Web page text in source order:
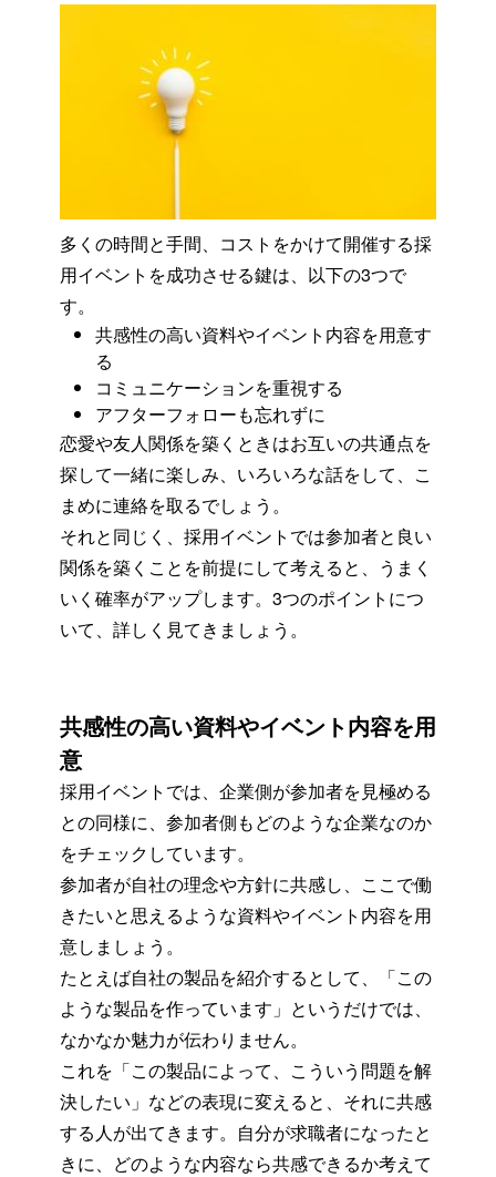
多くの時間と手間、コストをかけて開催する採
用イベントを成功させる鍵は、以下の3つで
す。
共感性の高い資料やイベント内容を用意す
る
コミュニケーションを重視する
アフターフォローも忘れずに
恋愛や友人関係を築くときはお互いの共通点を
探して一緒に楽しみ、いろいろな話をして、こ
まめに連絡を取るでしょう。
それと同じく、採用イベントでは参加者と良い
関係を築くことを前提にして考えると、うまく
いく確率がアップします。3つのポイントにつ
いて、詳しく見てきましょう。
共感性の高い資料やイベント内容を用
意
採用イベントでは、企業側が参加者を見極める
との同様に、参加者側もどのような企業なのか
をチェックしています。
参加者が自社の理念や方針に共感し、ここで働
きたいと思えるような資料やイベント内容を用
意しましょう。
たとえば自社の製品を紹介するとして、「この
ような製品を作っています」というだけでは、
なかなか魅力が伝わりません。
これを「この製品によって、こういう問題を解
決したい」などの表現に変えると、それに共感
する人が出てきます。自分が求職者になったと
きに、どのような内容なら共感できるか考えて